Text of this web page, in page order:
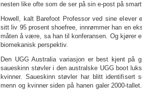
nesten like ofte som de ser på sin e-post på
Howell, kalt Barefoot Professor ved sine elever
sitt liv 95 prosent shoefree, innrømmer han en
måten å være, sa han til konferansen. Og kjører
biomekanisk perspektiv.
Den UGG Australia variasjon er best kjent på
saueskinn støvler i den australske UGG boot
kvinner. Saueskinn støvler har blitt identifisert
menn og kvinner siden på hanen galer 2000-